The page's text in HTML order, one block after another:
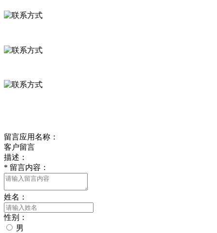
留言应用名称：
客户留言
描述：
* 留言内容：
姓名：
性别：
男